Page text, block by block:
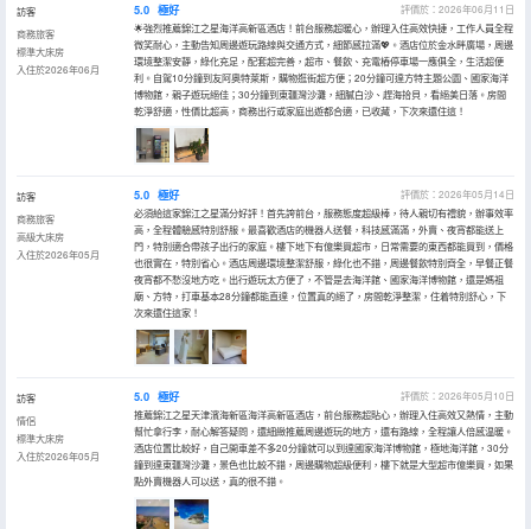
訪客
商務旅客
標準大床房
入住於2026年06月
5.0 極好
評價於：2026年06月11日
🌟強烈推薦錦江之星海洋高新區酒店！前台服務超暖心，辦理入住高效快捷，工作人員全程
微笑耐心，主動告知周邊遊玩路線與交通方式，細節感拉滿💖。酒店位於金水畔廣場，周邊
環境整潔安靜，綠化充足，配套超完善，超市、餐飲、充電樁停車場一應俱全，生活超便
利。自駕10分鐘到友阿奧特萊斯，購物逛街超方便；20分鐘可達方特主題公園、國家海洋
博物館，親子遊玩絕佳；30分鐘到東疆灣沙灘，細膩白沙、趕海拾貝，看絕美日落。房間
乾淨舒適，性價比超高，商務出行或家庭出遊都合適，已收藏，下次來還住這！
訪客
商務旅客
高級大床房
入住於2026年05月
5.0 極好
評價於：2026年05月14日
必須給這家錦江之星滿分好評！首先誇前台，服務態度超級棒，待人親切有禮貌，辦事效率
高，全程體驗感特別舒服。最喜歡酒店的機器人送餐，科技感滿滿，外賣、夜宵都能送上
門，特別適合帶孩子出行的家庭。樓下地下有億樂買超市，日常需要的東西都能買到，價格
也很實在，特別省心。酒店周邊環境整潔舒服，綠化也不錯，周邊餐飲特別齊全，早餐正餐
夜宵都不愁沒地方吃。出行遊玩太方便了，不管是去海洋館、國家海洋博物館，還是媽祖
廟、方特，打車基本28分鐘都能直達，位置真的絕了，房間乾淨整潔，住着特別舒心，下
次來還住這家！
訪客
情侶
標準大床房
入住於2026年05月
5.0 極好
評價於：2026年05月10日
推薦錦江之星天津濱海新區海洋高新區酒店，前台服務超貼心，辦理入住高效又熱情，主動
幫忙拿行李，耐心解答疑問，還細緻推薦周邊遊玩的地方，還有路線，全程讓人倍感温暖。
酒店位置比較好，自己開車差不多20分鐘就可以到達國家海洋博物館，極地海洋館，30分
鐘到達東疆灣沙灘，景色也比較不錯，周邊購物超級便利，樓下就是大型超市億樂買，如果
點外賣機器人可以送，真的很不錯。